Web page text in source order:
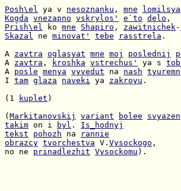
Posh\el ya v nesoznanku , mne lomilsya
Kogda vnezapno vskrylos' e`to delo
Prish\el ko mne Shapiro , zawitnichek-
Skazal ne minovat' tebe rasstrela .
A zavtra oglasyat mne moj poslednij
A zavtra , kroshka vstrechus' ya s
A posle menya vyvedut na nash
I tam glaza naveki ya zakroyu .
(1
kuplet )
( Markitanovskij variant bolee svyazen
takim on i byl . Is_hodnyj
tekst
pohozh na
rannie
obrazcy tvorchestva V. Vysockogo
no ne prinadlezhit Vysockomu ).